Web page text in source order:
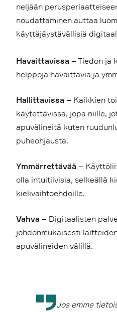
neljään
noudattaminen auttaa
käyttäjäystävällisiä
Havaittavissa – Tiedon ja
helppoja havaittavia ja
Hallittavissa – Kaikkien
käytettävissä, jopa niille,
apuvälineitä kuten
puheohjausta.
Ymmärrettävää –
olla intuitiivisia, selkeällä
kielivaihtoehdoille.
Vahva – Digitaalisten
johdonmukaisesti
apuvälineiden välillä.
Jos emme